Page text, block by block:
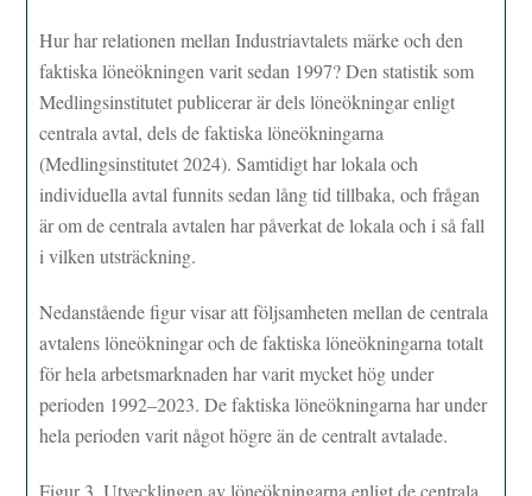
Hur har relationen mellan Industriavtalets märke och den
faktiska löneökningen varit sedan 1997? Den statistik som
Medlingsinstitutet publicerar är dels löneökningar enligt
centrala avtal, dels de faktiska löneökningarna
(Medlingsinstitutet 2024). Samtidigt har lokala och
individuella avtal funnits sedan lång tid tillbaka, och frågan
är om de centrala avtalen har påverkat de lokala och i så fall
i vilken utsträckning.
Nedanstående figur visar att följsamheten mellan de centrala
avtalens löneökningar och de faktiska löneökningarna totalt
för hela arbetsmarknaden har varit mycket hög under
perioden 1992–2023. De faktiska löneökningarna har under
hela perioden varit något högre än de centralt avtalade.
Figur 3. Utvecklingen av löneökningarna enligt de centrala